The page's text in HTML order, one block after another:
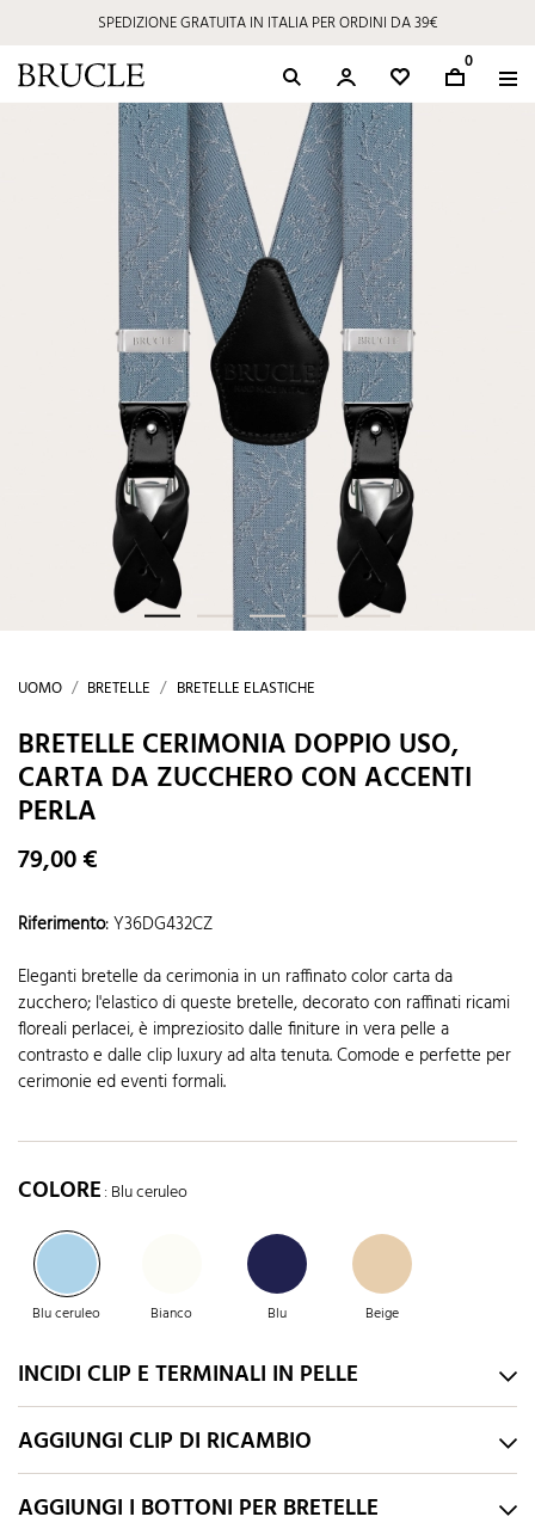
SPEDIZIONE GRATUITA IN ITALIA PER ORDINI DA 39€
0
UOMO BRETELLE BRETELLE ELASTICHE
BRETELLE CERIMONIA DOPPIO USO,
CARTA DA ZUCCHERO CON ACCENTI
PERLA
79,00 €
Riferimento:Y36DG432CZ
Eleganti bretelle da cerimonia in un raffinato color carta da
zucchero; l'elastico di queste bretelle, decorato con raffinati ricami
floreali perlacei, è impreziosito dalle finiture in vera pelle a
contrasto e dalle clip luxury ad alta tenuta. Comode e perfette per
cerimonie ed eventi formali.
COLORE: Blu ceruleo
Blu ceruleo Bianco Blu Beige
INCIDI CLIP E TERMINALI IN PELLE
AGGIUNGI CLIP DI RICAMBIO
AGGIUNGI I BOTTONI PER BRETELLE